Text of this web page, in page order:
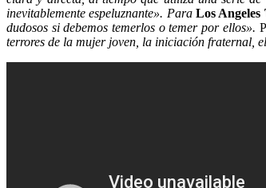
inevitablemente espeluznante». Para Los Angeles
dudosos si debemos temerlos o temer por ellos».
terrores de la mujer joven, la iniciación fraternal,